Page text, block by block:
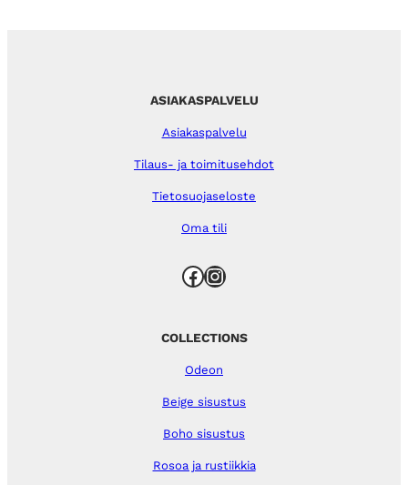
ASIAKASPALVELU
Asiakaspalvelu
Tilaus- ja toimitusehdot
Tietosuojaseloste
Oma tili
Facebook Instagram
COLLECTIONS
Odeon
Beige sisustus
Boho sisustus
Rosoa ja rustiikkia